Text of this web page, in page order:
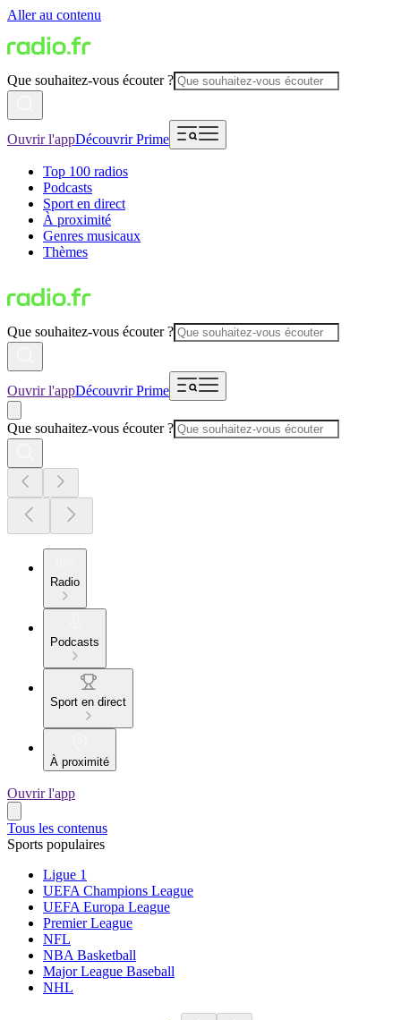
Aller au contenu
Que souhaitez-vous écouter ?
Ouvrir l'appDécouvrir Prime
Top 100 radios
Podcasts
Sport en direct
À proximité
Genres musicaux
Thèmes
Que souhaitez-vous écouter ?
Ouvrir l'appDécouvrir Prime
Que souhaitez-vous écouter ?
Radio
Podcasts
Sport en direct
À proximité
Ouvrir l'app
Tous les contenus
Sports populaires
Ligue 1
UEFA Champions League
UEFA Europa League
Premier League
NFL
NBA Basketball
Major League Baseball
NHL